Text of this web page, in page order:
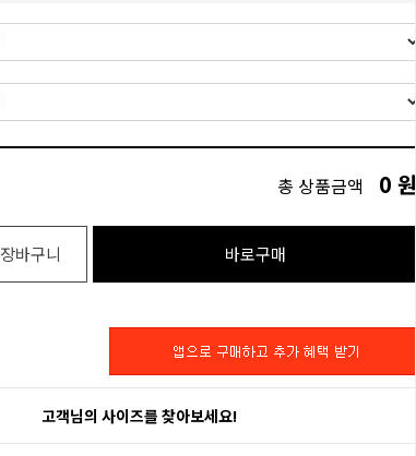
총 상품금액 0 원
장바구니 바로구매
고객님의 사이즈를 찾아보세요!